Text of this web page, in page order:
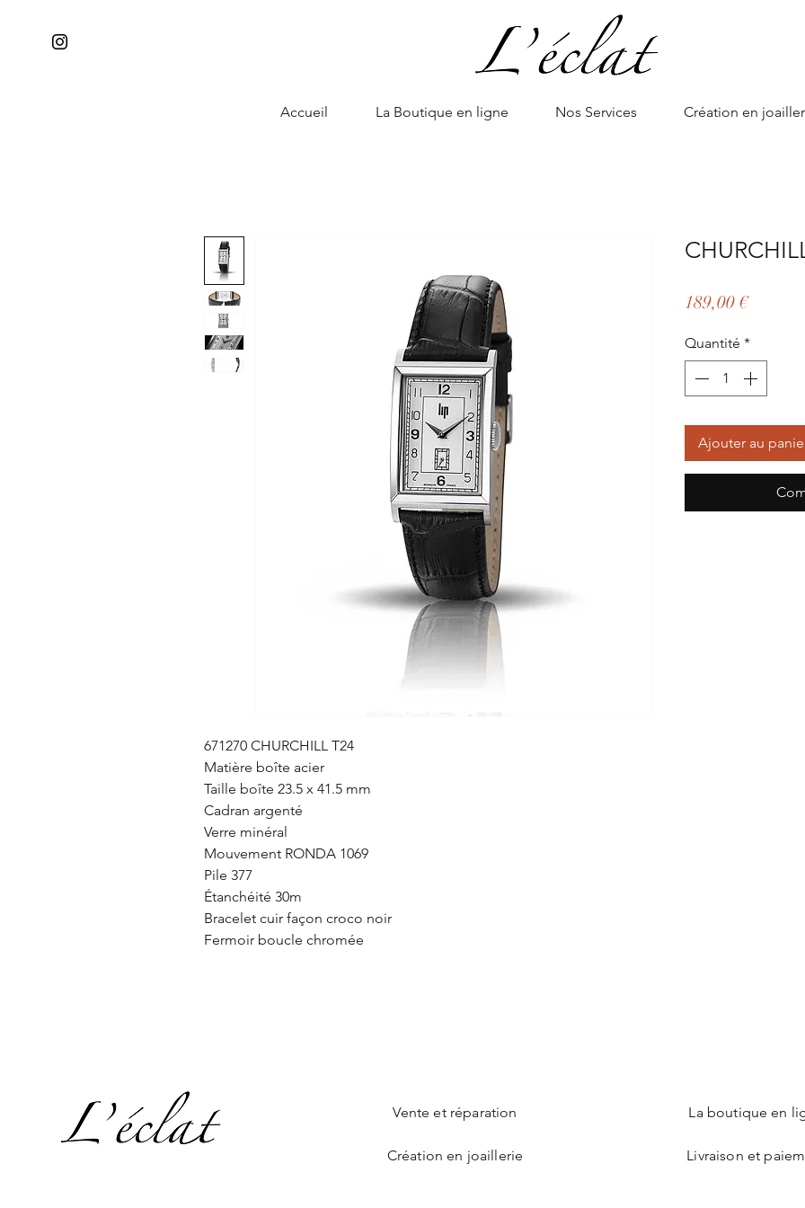
Accueil La Boutique en ligne Nos Services Création en
671270 CHURCHILL T24
Matière boîte acier
Taille boîte 23.5 x 41.5 mm
Cadran argenté
Verre minéral
Mouvement RONDA 1069
Pile 377
Étanchéité 30m
Bracelet cuir façon croco noir
Fermoir boucle chromée
189,00 €Prix
Quantité *
Ajouter au
Vente et réparation
Création en joaillerie
La boutique en
Livraison et